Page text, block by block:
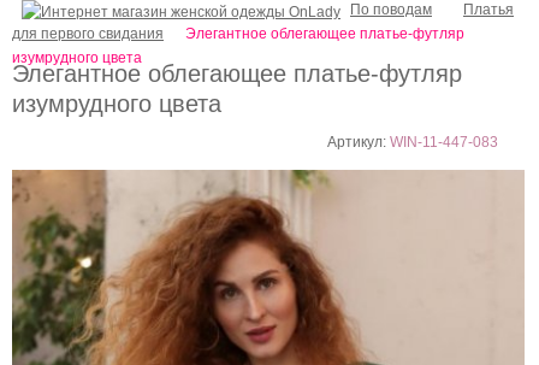
Элегантное облегающее платье-футляр
изумрудного цвета
Артикул:WIN-11-447-083
По поводам
Платья
для первого свидания
Элегантное облегающее платье-футляр
изумрудного цвета